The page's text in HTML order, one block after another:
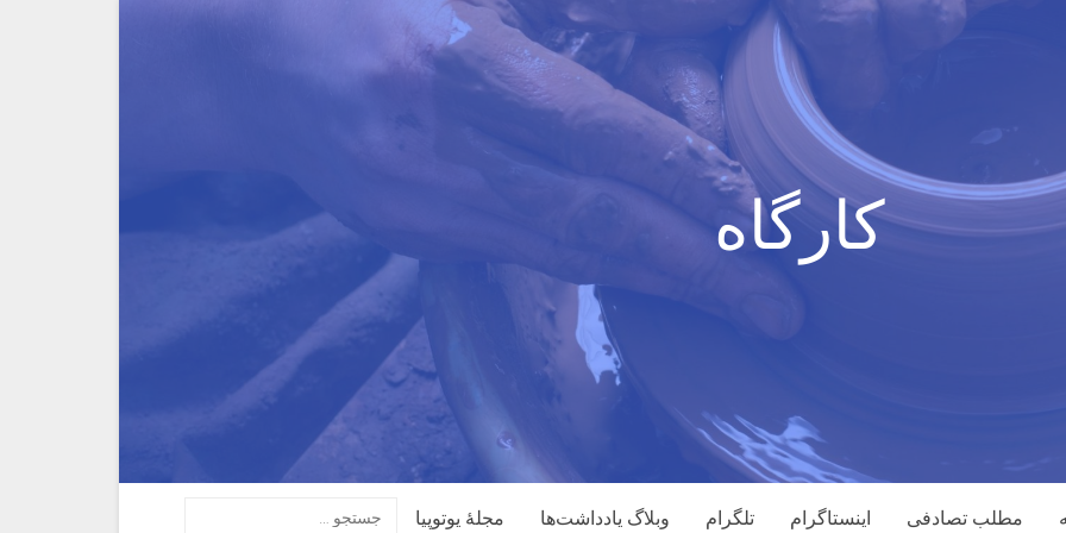
کارگاه
مجلهٔ یوتوپیا وبلاگ یادداشت‌ها تلگرام اینستاگرام مطلب تصادفی